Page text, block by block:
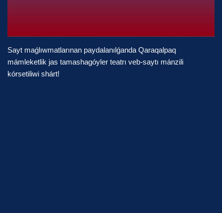
Sayt maǵlıwmatlarınan paydalanılǵanda Qaraqalpaq
mámleketlik jas tamashagóyler teatrı veb-saytı mánzili
kórsetiliwi shárt!